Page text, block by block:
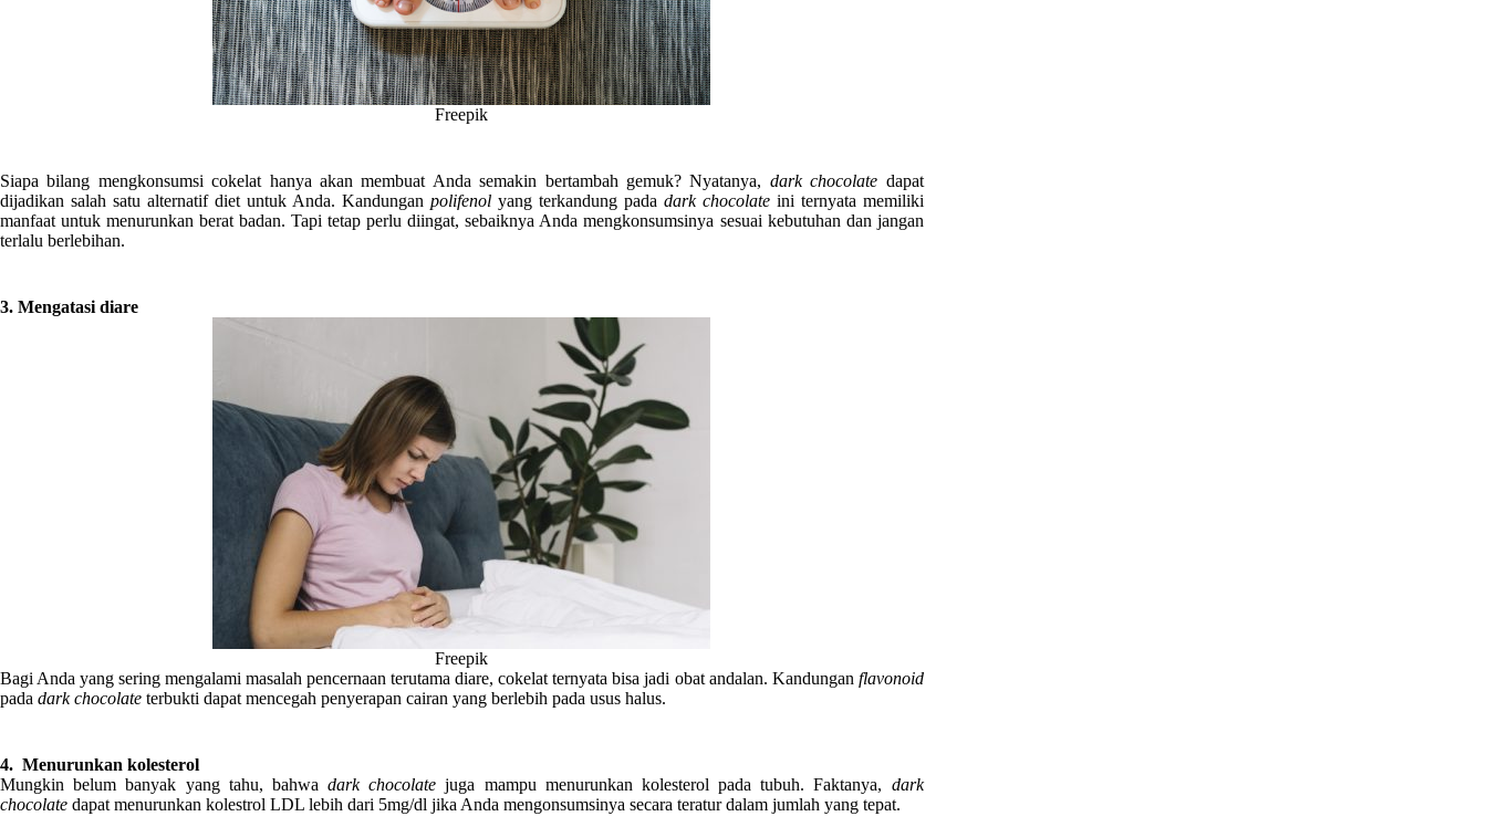
Freepik
Siapa bilang mengkonsumsi cokelat hanya akan membuat Anda semakin bertambah gemuk? Nyatanya, dark chocolate dapat
dijadikan salah satu alternatif diet untuk Anda. Kandungan polifenolyang terkandung pada dark chocolateini ternyata memiliki
manfaat untuk menurunkan berat badan. Tapi tetap perlu diingat, sebaiknya Anda mengkonsumsinya sesuai kebutuhan dan jangan
terlalu berlebihan.
3. Mengatasi diare
Freepik
Bagi Anda yang sering mengalami masalah pencernaan terutama diare, cokelat ternyata bisa jadi obat andalan. Kandungan flavonoid
pada dark chocolate terbukti dapat mencegah penyerapan cairan yang berlebih pada usus halus.
4. Menurunkan kolesterol
Mungkin belum banyak yang tahu, bahwadark chocolatejuga mampu menurunkan kolesterol pada tubuh. Faktanya, dark
chocolate dapat menurunkan kolestrol LDL lebih dari 5mg/dl jika Anda mengonsumsinya secara teratur dalam jumlah yang tepat.